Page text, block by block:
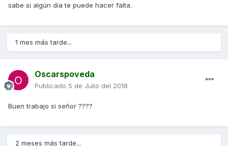
sabe si algún día te puede hacer falta.
1 mes más tarde...
Oscarspoveda
Publicado 5 de Julio del 2018
Buen trabajo si señor ????
2 meses más tarde...